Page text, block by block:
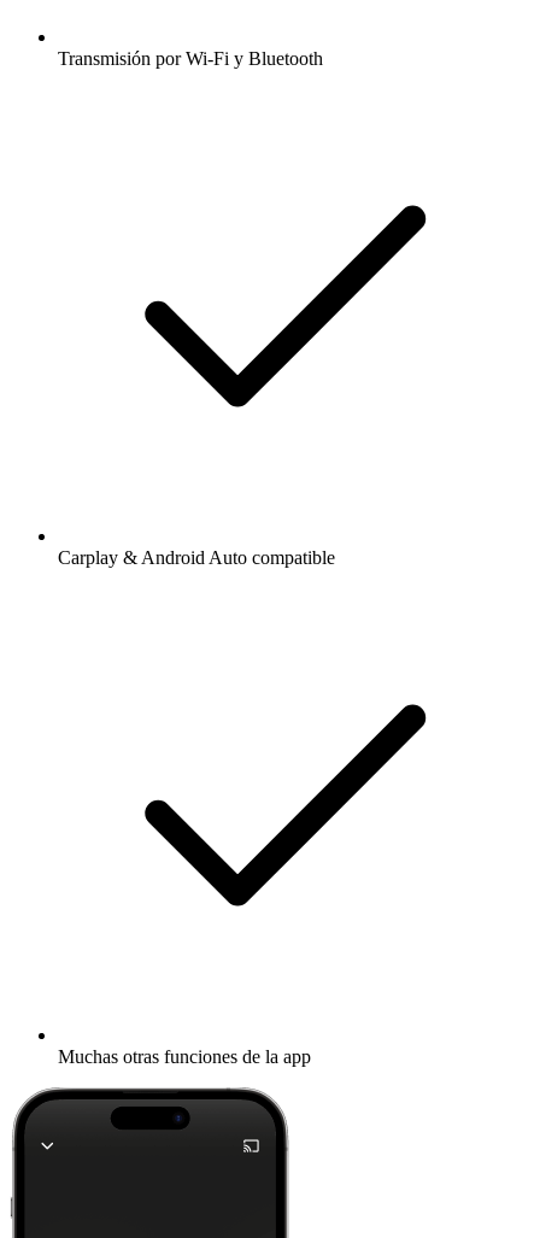
Transmisión por Wi-Fi y Bluetooth
Carplay & Android Auto compatible
Muchas otras funciones de la app